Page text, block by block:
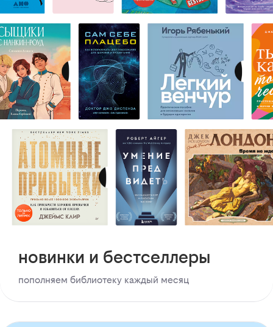
новинки и бестселлеры
пополняем библиотеку каждый месяц